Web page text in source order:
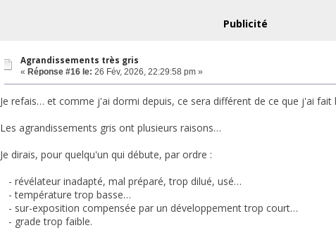
Publicité
Agrandissements très gris
« Réponse #16 le: 26 Fév, 2026, 22:29:58 pm »
Je refais… et comme j'ai dormi depuis, ce sera différent de ce que j'ai
Les agrandissements gris ont plusieurs raisons…
Je dirais, pour quelqu'un qui débute, par ordre :
- révélateur inadapté, mal préparé, trop dilué, usé…
- température trop basse…
- sur-exposition compensée par un développement trop court…
- grade trop faible.